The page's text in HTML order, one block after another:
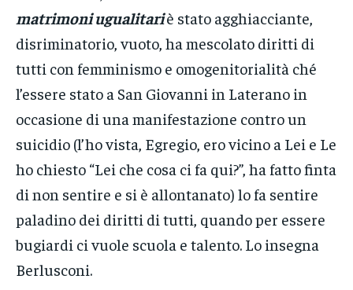
matrimoni ugualitariè stato agghiacciante,
disriminatorio, vuoto, ha mescolato diritti di
tutti con femminismo e omogenitorialità ché
l’essere stato a San Giovanni in Laterano in
occasione di una manifestazione contro un
suicidio (l’ho vista, Egregio, ero vicino a Lei e Le
ho chiesto “Lei che cosa ci fa qui?”, ha fatto finta
di non sentire e si è allontanato) lo fa sentire
paladino dei diritti di tutti, quando per essere
bugiardi ci vuole scuola e talento. Lo insegna
Berlusconi.